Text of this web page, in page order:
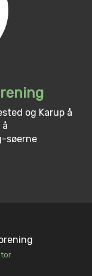
og Karup å
å
søerne